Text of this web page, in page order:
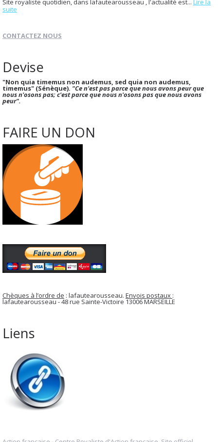
suite
CONTACTEZ NOUS
Devise
"Non quia timemus non audemus, sed quia non audemus,
timemus" (Sénèque). "Ce n'est pas parce que nous avons peur que
nous n'osons pas; c'est parce que nous n'osons pas que nous avons
peur".
FAIRE UN DON
Chèques à l’ordre de : lafautearousseau. Envois postaux :
lafautearousseau - 48 rue Sainte-Victoire 13006 MARSEILLE
Liens